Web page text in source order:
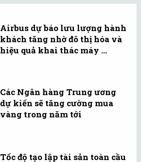
Airbus dự báo lưu lượng hành
khách tăng nhờ đô thị hóa và
hiệu quả khai thác máy ...
Các Ngân hàng Trung ương
dự kiến sẽ tăng cường mua
vàng trong năm tới
Tốc độ tạo lập tài sản toàn cầu